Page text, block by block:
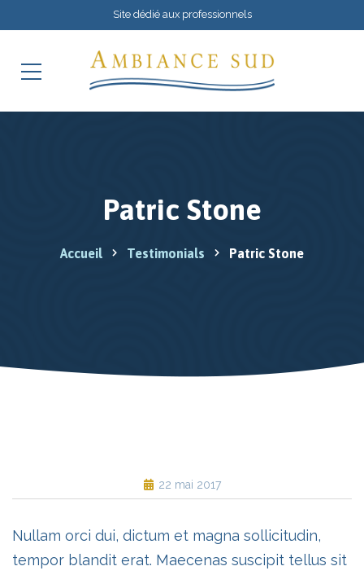
Site dédié aux professionnels
Patric Stone
Accueil Testimonials Patric Stone
22 mai 2017
Nullam orci dui, dictum et magna sollicitudin,
tempor blandit erat. Maecenas suscipit tellus sit